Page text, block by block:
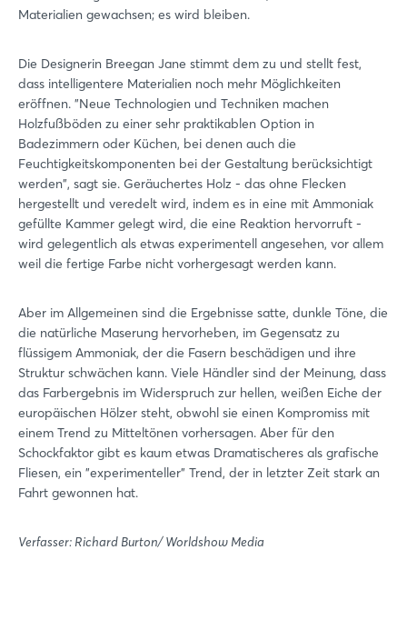
Materialien gewachsen; es wird bleiben.
Die Designerin Breegan Jane stimmt dem zu und stellt fest,
dass intelligentere Materialien noch mehr Möglichkeiten
eröffnen. "Neue Technologien und Techniken machen
Holzfußböden zu einer sehr praktikablen Option in
Badezimmern oder Küchen, bei denen auch die
Feuchtigkeitskomponenten bei der Gestaltung berücksichtigt
werden", sagt sie. Geräuchertes Holz - das ohne Flecken
hergestellt und veredelt wird, indem es in eine mit Ammoniak
gefüllte Kammer gelegt wird, die eine Reaktion hervorruft -
wird gelegentlich als etwas experimentell angesehen, vor allem
weil die fertige Farbe nicht vorhergesagt werden kann.
Aber im Allgemeinen sind die Ergebnisse satte, dunkle Töne, die
die natürliche Maserung hervorheben, im Gegensatz zu
flüssigem Ammoniak, der die Fasern beschädigen und ihre
Struktur schwächen kann. Viele Händler sind der Meinung, dass
das Farbergebnis im Widerspruch zur hellen, weißen Eiche der
europäischen Hölzer steht, obwohl sie einen Kompromiss mit
einem Trend zu Mitteltönen vorhersagen. Aber für den
Schockfaktor gibt es kaum etwas Dramatischeres als grafische
Fliesen, ein "experimenteller" Trend, der in letzter Zeit stark an
Fahrt gewonnen hat.
Verfasser: Richard Burton/ Worldshow Media